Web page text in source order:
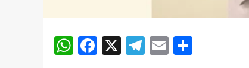
WhatsApp
Facebook
X Telegram
Email